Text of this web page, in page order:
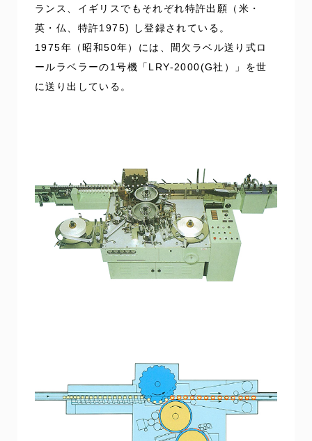
ランス、イギリスでもそれぞれ特許出願（米・
英・仏、特許1975) し登録されている。
1975年（昭和50年）には、間欠ラベル送り式ロ
ールラベラーの1号機「LRY-2000(G社）」を世
に送り出している。